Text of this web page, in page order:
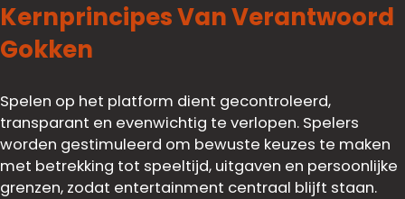
Kernprincipes Van Verantwoord
Gokken
Spelen op het platform dient gecontroleerd,
transparant en evenwichtig te verlopen. Spelers
worden gestimuleerd om bewuste keuzes te maken
met betrekking tot speeltijd, uitgaven en persoonlijke
grenzen, zodat entertainment centraal blijft staan.